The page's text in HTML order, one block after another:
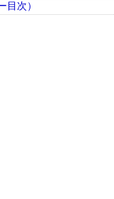
目次）